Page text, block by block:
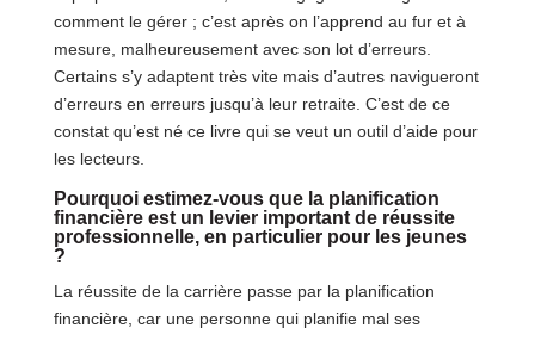
comment le gérer ; c’est après on l’apprend au fur et à
mesure, malheureusement avec son lot d’erreurs.
Certains s’y adaptent très vite mais d’autres navigueront
d’erreurs en erreurs jusqu’à leur retraite. C’est de ce
constat qu’est né ce livre qui se veut un outil d’aide pour
les lecteurs.
Pourquoi estimez-vous que la planification
financière est un levier important de réussite
professionnelle, en particulier pour les jeunes
?
La réussite de la carrière passe par la planification
financière, car une personne qui planifie mal ses